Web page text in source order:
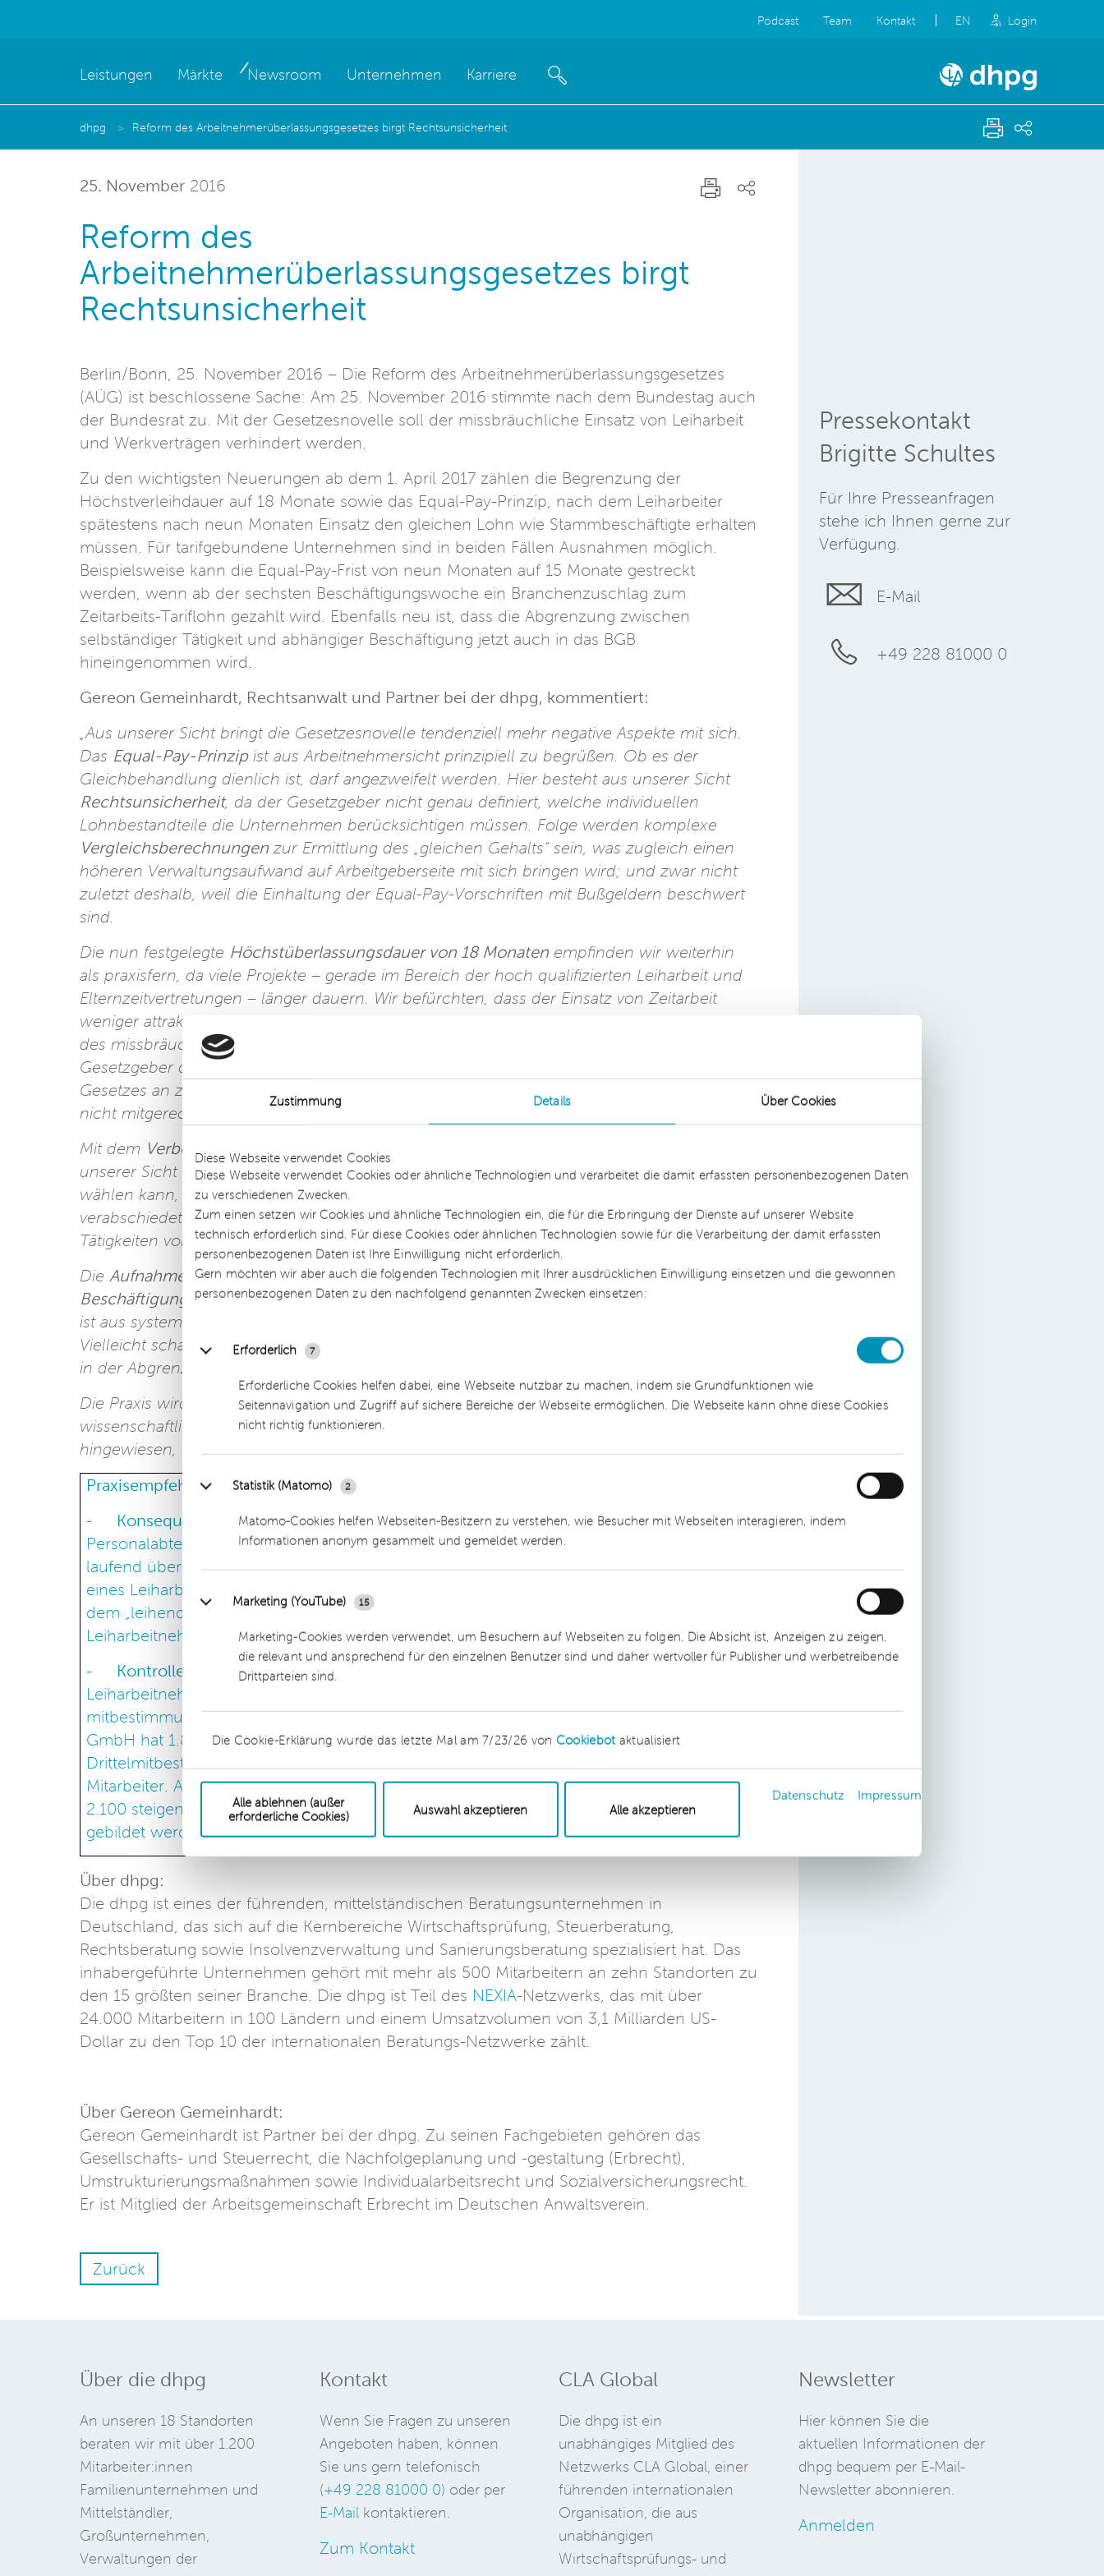
Zustimmung Details Über Cookies
Diese Webseite verwendet Cookies
Diese Webseite verwendet Cookies oder ähnliche Technologien und verarbeitet die damit erfassten personenbezogenen Daten
zu verschiedenen Zwecken.
Zum einen setzen wir Cookies und ähnliche Technologien ein, die für die Erbringung der Dienste auf unserer Website
technisch erforderlich sind. Für diese Cookies oder ähnlichen Technologien sowie für die Verarbeitung der damit erfassten
personenbezogenen Daten ist Ihre Einwilligung nicht erforderlich.
Gern möchten wir aber auch die folgenden Technologien mit Ihrer ausdrücklichen Einwilligung einsetzen und die gewonnen
personenbezogenen Daten zu den nachfolgend genannten Zwecken einsetzen:
Erforderlich 7
Erforderliche Cookies helfen dabei, eine Webseite nutzbar zu machen, indem sie Grundfunktionen wie
Seitennavigation und Zugriff auf sichere Bereiche der Webseite ermöglichen. Die Webseite kann ohne diese Cookies
nicht richtig funktionieren.
Statistik (Matomo) 2
Matomo-Cookies helfen Webseiten-Besitzern zu verstehen, wie Besucher mit Webseiten interagieren, indem
Informationen anonym gesammelt und gemeldet werden.
Marketing (YouTube) 15
Marketing-Cookies werden verwendet, um Besuchern auf Webseiten zu folgen. Die Absicht ist, Anzeigen zu zeigen,
die relevant und ansprechend für den einzelnen Benutzer sind und daher wertvoller für Publisher und werbetreibende
Drittparteien sind.
Die Cookie-Erklärung wurde das letzte Mal am 7/23/26 von Cookiebot aktualisiert
Alle ablehnen (außer
erforderliche Cookies)
Auswahl akzeptieren Alle akzeptieren
Datenschutz Impressum
Podcast Team Kontakt EN Login
Leistungen Märkte Newsroom Unternehmen Karriere
dhpg Reform des Arbeitnehmerüberlassungsgesetzes birgt Rechtsunsicherheit
25. November 2016
Reform des
Arbeitnehmerüberlassungsgesetzes birgt
Rechtsunsicherheit
Berlin/Bonn, 25. November 2016 – Die Reform des Arbeitnehmerüberlassungsgesetzes
(AÜG) ist beschlossene Sache: Am 25. November 2016 stimmte nach dem Bundestag auch
der Bundesrat zu. Mit der Gesetzesnovelle soll der missbräuchliche Einsatz von Leiharbeit
und Werkverträgen verhindert werden.
Zu den wichtigsten Neuerungen ab dem 1. April 2017 zählen die Begrenzung der
Höchstverleihdauer auf 18 Monate sowie das Equal-Pay-Prinzip, nach dem Leiharbeiter
spätestens nach neun Monaten Einsatz den gleichen Lohn wie Stammbeschäftigte erhalten
müssen. Für tarifgebundene Unternehmen sind in beiden Fällen Ausnahmen möglich.
Beispielsweise kann die Equal-Pay-Frist von neun Monaten auf 15 Monate gestreckt
werden, wenn ab der sechsten Beschäftigungswoche ein Branchenzuschlag zum
Zeitarbeits-Tariflohn gezahlt wird. Ebenfalls neu ist, dass die Abgrenzung zwischen
selbständiger Tätigkeit und abhängiger Beschäftigung jetzt auch in das BGB
hineingenommen wird.
Gereon Gemeinhardt, Rechtsanwalt und Partner bei der dhpg, kommentiert:
„Aus unserer Sicht bringt die Gesetzesnovelle tendenziell mehr negative Aspekte mit sich.
Das Equal-Pay-Prinzipist aus Arbeitnehmersicht prinzipiell zu begrüßen. Ob es der
Gleichbehandlung dienlich ist, darf angezweifelt werden. Hier besteht aus unserer Sicht
Rechtsunsicherheit, da der Gesetzgeber nicht genau definiert, welche individuellen
Lohnbestandteile die Unternehmen berücksichtigen müssen. Folge werden komplexe
Vergleichsberechnungen zur Ermittlung des „gleichen Gehalts“ sein, was zugleich einen
höheren Verwaltungsaufwand auf Arbeitgeberseite mit sich bringen wird; und zwar nicht
zuletzt deshalb, weil die Einhaltung der Equal-Pay-Vorschriften mit Bußgeldern beschwert
sind.
Die nun festgelegte Höchstüberlassungsdauer von 18 Monaten empfinden wir weiterhin
als praxisfern, da viele Projekte – gerade im Bereich der hoch qualifizierten Leiharbeit und
Elternzeitvertretungen – länger dauern. Wir befürchten, dass der Einsatz von Zeitarbeit
weniger attraktiv wird, ohne den eigentlichen Gesetzeszweck, nämlich die Verhinderung
des missbräuchlichen Einsatzes von Leiharbeit zu verhindern. Wenigstens hat der
Gesetzgeber die Berechnung der Höchstüberlassungsdauer vom Inkrafttreten des
Gesetzes an zugelassen, so dass Zeiten der Leiharbeit bis zum Inkrafttreten des Gesetzes
nicht mitgerechnet werden.
Mit dem Verbot des Einsatzes von Leiharbeitnehmern als Streikbrecher
unserer Sicht die Arbeitgeber benachteiligt, da der einzelne Leiharbeitnehmer schon heute
wählen kann, ob er sich am Streik beteiligt oder arbeiten geht. Zumindest wurde im
verabschiedeten Gesetz klargestellt, dass Leiharbeitnehmer arbeiten dürfen, wenn sie keine
Tätigkeiten von streikenden Beschäftigten ausführen.
Die Aufnahme der Abgrenzung zwischen selbständiger Tätigkeit und abhängiger
Beschäftigung
in das Zivilrecht, die bisher dem Sozialversicherungsrecht vorbehalten war,
ist aus systematischer Sicht unglücklich, auch wenn die Abgrenzungskriterien gleich sind.
Vielleicht schafft es die Hereinnahme in das Zivilrecht aber, dass wirtschaftlichen Aspekten
in der Abgrenzung eine stärkere Rolle zugemessen wird.
Die Praxis wird zeigen müssen, inwieweit die neuen Regelungen ihren Zweck erfüllen. Der
wissenschaftliche Dienst des Bundestags hat bereits auf mögliche Schlupflöcher
hingewiesen, die das Equal-Pay-Prinzip aushebeln könnten.“
Praxisempfehlungen der DHPG: Erste Konsequenzen aus der Novelle des AÜG
- Konsequente Fristenkontrolle
Personalabteilungen sollten in Zukunft den Verleihzeitraum im Auge behalten und
laufend überprüfen. Die Rechtsfolge der Überschreitung der Höchstüberlassungsdauer
eines Leiharbeitnehmers ist das Zustandekommen eines Arbeitsverhältnisses zwischen
dem „leihenden“ Betrieb und dem Leiharbeiter. Eine Ausnahme besteht nur, wenn der
Leiharbeitnehmer dieser Regelung widerspricht.
- Kontrolle der betriebsverfassungs- und mitbestimmungsrechtlichen Schwellenwerte
Leiharbeitnehmer werden in Zukunft bei den betriebsverfassungs- und
mitbestimmungsrechtlichen Schwellenwerten „eins zu eins“ mitgerechnet. Beispiel: A-
GmbH hat 1.800 Mitarbeiter und beschäftigt 300 Leiharbeitnehmer. Heute ist das
Drittelmitbestimmungsgesetz nicht anwendbar, die A-GmbH käme auf weniger als 2.000
Mitarbeiter. Ab dem Inkrafttreten des AÜG am 1. April 2017 würde die Mitarbeiterzahl auf
2.100 steigen. Dies kann dazu führen, dass im Unternehmen (erstmals) ein Aufsichtsrat
gebildet werden muss.
Über dhpg:
Die dhpg ist eines der führenden, mittelständischen Beratungsunternehmen in
Deutschland, das sich auf die Kernbereiche Wirtschaftsprüfung, Steuerberatung,
Rechtsberatung sowie Insolvenzverwaltung und Sanierungsberatung spezialisiert hat. Das
inhabergeführte Unternehmen gehört mit mehr als 500 Mitarbeitern an zehn Standorten zu
den 15 größten seiner Branche. Die dhpg ist Teil des NEXIA-Netzwerks, das mit über
24.000 Mitarbeitern in 100 Ländern und einem Umsatzvolumen von 3,1 Milliarden US-
Dollar zu den Top 10 der internationalen Beratungs-Netzwerke zählt.
Über Gereon Gemeinhardt:
Gereon Gemeinhardt ist Partner bei der dhpg. Zu seinen Fachgebieten gehören das
Gesellschafts- und Steuerrecht, die Nachfolgeplanung und -gestaltung (Erbrecht),
Umstrukturierungsmaßnahmen sowie Individualarbeitsrecht und Sozialversicherungsrecht.
Er ist Mitglied der Arbeitsgemeinschaft Erbrecht im Deutschen Anwaltsverein.
Zurück
Pressekontakt
Brigitte Schultes
Für Ihre Presseanfragen
stehe ich Ihnen gerne zur
Verfügung.
E-Mail
+49 228 81000 0
Über die dhpg
An unseren 18 Standorten
beraten wir mit über 1.200
Mitarbeiter:innen
Familienunternehmen und
Mittelständler,
Großunternehmen,
Verwaltungen der
Kontakt
Wenn Sie Fragen zu unseren
Angeboten haben, können
Sie uns gern telefonisch
(+49 228 81000 0) oder per
E-Mailkontaktieren.
Zum Kontakt
CLA Global
Die dhpg ist ein
unabhängiges Mitglied des
Netzwerks CLA Global, einer
führenden internationalen
Organisation, die aus
unabhängigen
Wirtschaftsprüfungs- und
Newsletter
Hier können Sie die
aktuellen Informationen der
dhpg bequem per E-Mail-
Newsletter abonnieren.
Anmelden